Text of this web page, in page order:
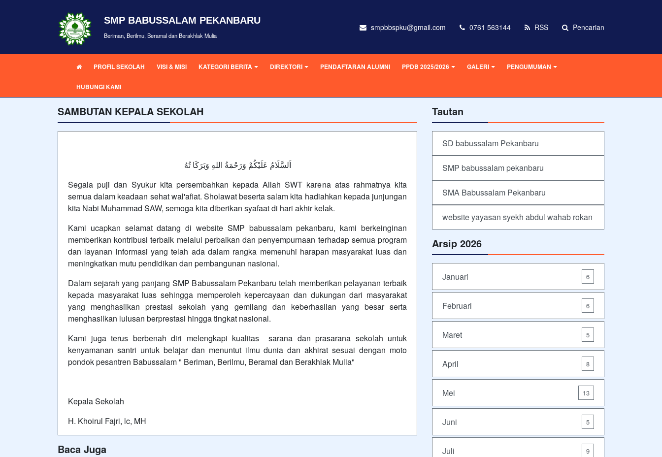
SMP BABUSSALAM PEKANBARU
Beriman, Berilmu, Beramal dan Berakhlak Mulia
smpbbspku@gmail.com 0761 563144 RSS Pencarian
PROFIL SEKOLAH VISI & MISI KATEGORI BERITA DIREKTORI PENDAFTARAN ALUMNI PPDB 2025/2026 GALERI PENGUMUMAN
HUBUNGI KAMI
SAMBUTAN KEPALA SEKOLAH
اَلسَّلَامُ عَلَيْكُمْ وَرَحْمَةُ اللهِ وَبَرَكَا تُهُ
Segala puji dan Syukur kita persembahkan kepada Allah SWT karena atas rahmatnya kita
semua dalam keadaan sehat wal'afiat. Sholawat beserta salam kita hadiahkan kepada junjungan
kita Nabi Muhammad SAW, semoga kita diberikan syafaat di hari akhir kelak.
Kami ucapkan selamat datang di website SMP babussalam pekanbaru, kami berkeinginan
memberikan kontribusi terbaik melalui perbaikan dan penyempurnaan terhadap semua program
dan layanan informasi yang telah ada dalam rangka memenuhi harapan masyarakat luas dan
meningkatkan mutu pendidikan dan pembangunan nasional.
Dalam sejarah yang panjang SMP Babussalam Pekanbaru telah memberikan pelayanan terbaik
kepada masyarakat luas sehingga memperoleh kepercayaan dan dukungan dari masyarakat
yang menghasilkan prestasi sekolah yang gemilang dan keberhasilan yang besar serta
menghasilkan lulusan berprestasi hingga tingkat nasional.
Kami juga terus berbenah diri melengkapi kualitas sarana dan prasarana sekolah untuk
kenyamanan santri untuk belajar dan menuntut ilmu dunia dan akhirat sesuai dengan moto
pondok pesantren Babussalam " Beriman, Berilmu, Beramal dan Berakhlak Mulia"
Kepala Sekolah
H. Khoirul Fajri, lc, MH
Baca Juga
Tautan
SD babussalam Pekanbaru
SMP babussalam pekanbaru
SMA Babussalam Pekanbaru
website yayasan syekh abdul wahab rokan
Arsip 2026
Januari 6
Februari 6
Maret 5
April 8
Mei 13
Juni 5
Juli 9